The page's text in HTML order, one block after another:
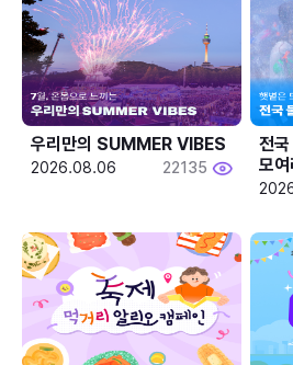
우리만의 SUMMER VIBES
2026.08.06 22135
전국
모